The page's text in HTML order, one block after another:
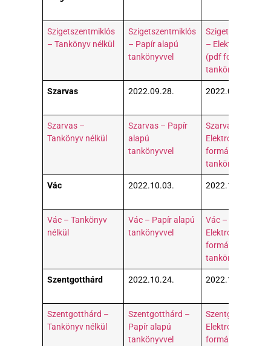
Szigetszentmiklós
– Tankönyv nélkül
Szigetszentmiklós
– Papír alapú
tankönyvvel
– Elektronikus
(pdf formátumú)
tankönyvvel
Szarvas 2022.09.28. 2022.09.29.
Szarvas –
Tankönyv nélkül
Szarvas – Papír
alapú
tankönyvvel
Szarvas –
Elektronikus (pdf
formátumú)
tankönyvvel
Vác 2022.10.03. 2022.10.04.
Vác – Tankönyv
nélkül
Vác – Papír alapú
tankönyvvel
Vác –
Elektronikus (pdf
formátumú)
tankönyvvel
Szentgotthárd 2022.10.24. 2022.10.25.
Szentgotthárd –
Tankönyv nélkül
Szentgotthárd –
Papír alapú
tankönyvvel
Szentgotthárd –
Elektronikus (pdf
formátumú)